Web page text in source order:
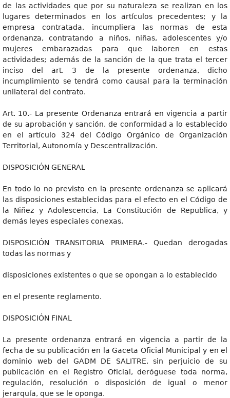
de las actividades que por su naturaleza se realizan en los
lugares determinados en los artículos precedentes; y la
empresa contratada, incumpliera las normas de esta
ordenanza, contratando a niños, niñas, adolescentes y/o
mujeres embarazadas para que laboren en estas
actividades; además de la sanción de la que trata el tercer
inciso del art. 3 de la presente ordenanza, dicho
incumplimiento se tendrá como causal para la terminación
unilateral del contrato.
Art. 10.- La presente Ordenanza entrará en vigencia a partir
de su aprobación y sanción, de conformidad a lo establecido
en el artículo 324 del Código Orgánico de Organización
Territorial, Autonomía y Descentralización.
DISPOSICIÓN GENERAL
En todo lo no previsto en la presente ordenanza se aplicará
las disposiciones establecidas para el efecto en el Código de
la Niñez y Adolescencia, La Constitución de Republica, y
demás leyes especiales conexas.
DISPOSICIÓN TRANSITORIA PRIMERA.- Quedan derogadas
todas las normas y
disposiciones existentes o que se opongan a lo establecido
en el presente reglamento.
DISPOSICIÓN FINAL
La presente ordenanza entrará en vigencia a partir de la
fecha de su publicación en la Gaceta Oficial Municipal y en el
dominio web del GADM DE SALITRE, sin perjuicio de su
publicación en el Registro Oficial, deróguese toda norma,
regulación, resolución o disposición de igual o menor
jerarquía, que se le oponga.